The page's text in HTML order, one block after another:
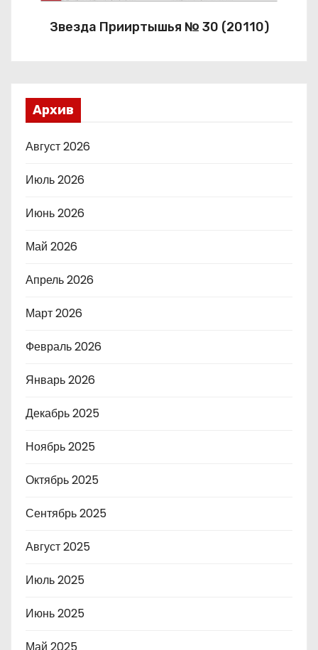
Звезда Прииртышья № 30 (20110)
Архив
Август 2026
Июль 2026
Июнь 2026
Май 2026
Апрель 2026
Март 2026
Февраль 2026
Январь 2026
Декабрь 2025
Ноябрь 2025
Октябрь 2025
Сентябрь 2025
Август 2025
Июль 2025
Июнь 2025